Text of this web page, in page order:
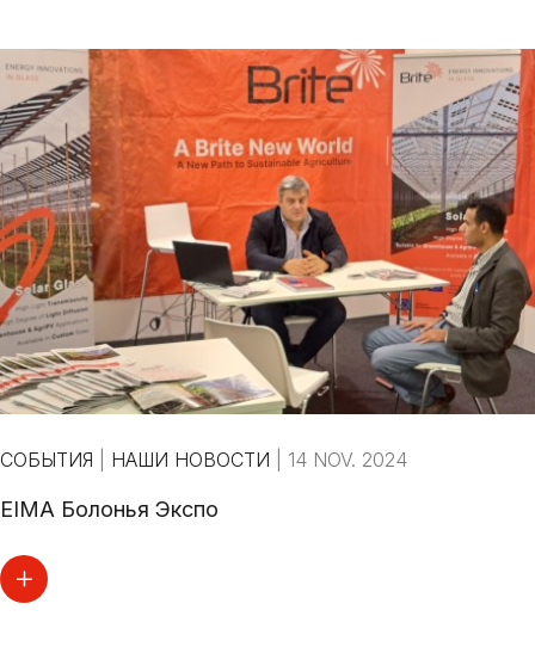
СОБЫТИЯ НАШИ НОВОСТИ 14 NOV. 2024
EIMA Болонья Экспо